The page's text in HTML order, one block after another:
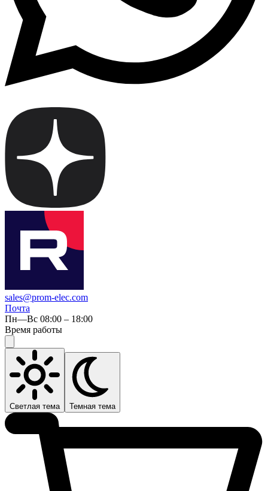
sales@prom-elec.com
Почта
Пн—Вс 08:00 – 18:00
Время работы
Светлая тема Темная тема